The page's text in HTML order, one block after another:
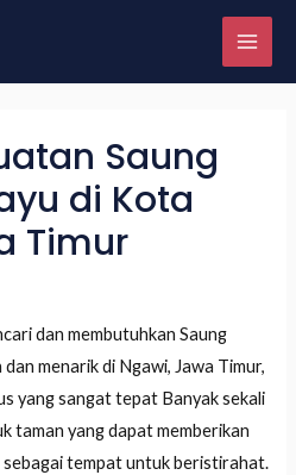
Saung
di Kota
Timur
dan membutuhkan Saung
menarik di Ngawi, Jawa Timur,
yang sangat tepat Banyak sekali
taman yang dapat memberikan
sebagai tempat untuk beristirahat.